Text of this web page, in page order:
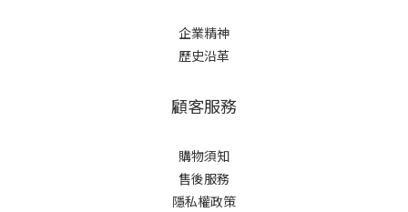
企業精神
歷史沿革
顧客服務
購物須知
售後服務
隱私權政策